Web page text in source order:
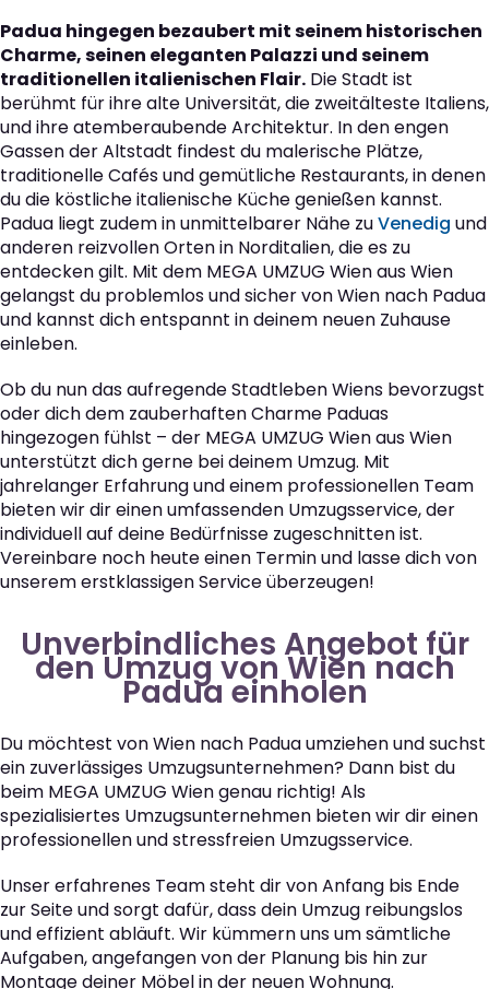
Padua hingegen bezaubert mit seinem historischen
Charme, seinen eleganten Palazzi und seinem
traditionellen italienischen Flair. Die Stadt ist
berühmt für ihre alte Universität, die zweitälteste Italiens,
und ihre atemberaubende Architektur. In den engen
Gassen der Altstadt findest du malerische Plätze,
traditionelle Cafés und gemütliche Restaurants, in denen
du die köstliche italienische Küche genießen kannst.
Padua liegt zudem in unmittelbarer Nähe zuVenedig und
anderen reizvollen Orten in Norditalien, die es zu
entdecken gilt. Mit dem MEGA UMZUG Wien aus Wien
gelangst du problemlos und sicher von Wien nach Padua
und kannst dich entspannt in deinem neuen Zuhause
einleben.
Ob du nun das aufregende Stadtleben Wiens bevorzugst
oder dich dem zauberhaften Charme Paduas
hingezogen fühlst – der MEGA UMZUG Wien aus Wien
unterstützt dich gerne bei deinem Umzug. Mit
jahrelanger Erfahrung und einem professionellen Team
bieten wir dir einen umfassenden Umzugsservice, der
individuell auf deine Bedürfnisse zugeschnitten ist.
Vereinbare noch heute einen Termin und lasse dich von
unserem erstklassigen Service überzeugen!
Unverbindliches Angebot für
den Umzug von Wien nach
Padua einholen
Du möchtest von Wien nach Padua umziehen und suchst
ein zuverlässiges Umzugsunternehmen? Dann bist du
beim MEGA UMZUG Wien genau richtig! Als
spezialisiertes Umzugsunternehmen bieten wir dir einen
professionellen und stressfreien Umzugsservice.
Unser erfahrenes Team steht dir von Anfang bis Ende
zur Seite und sorgt dafür, dass dein Umzug reibungslos
und effizient abläuft. Wir kümmern uns um sämtliche
Aufgaben, angefangen von der Planung bis hin zur
Montage deiner Möbel in der neuen Wohnung.